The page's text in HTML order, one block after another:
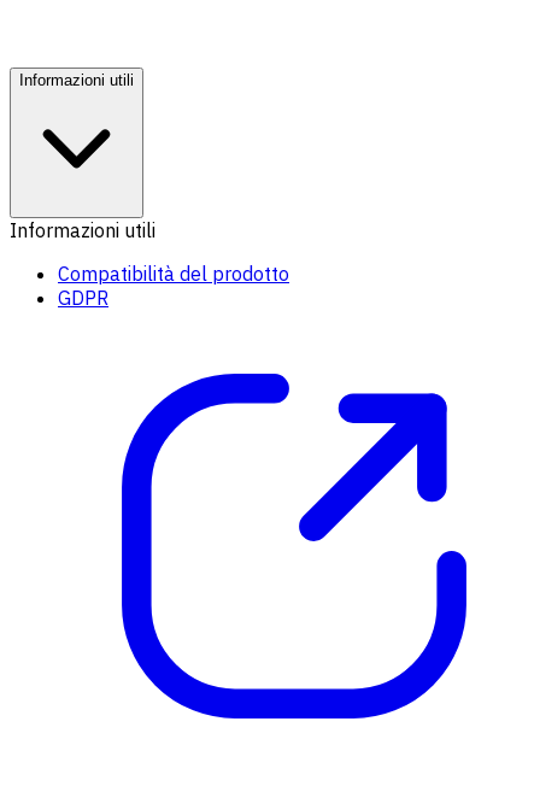
Informazioni utili
Informazioni utili
Compatibilità del prodotto
GDPR